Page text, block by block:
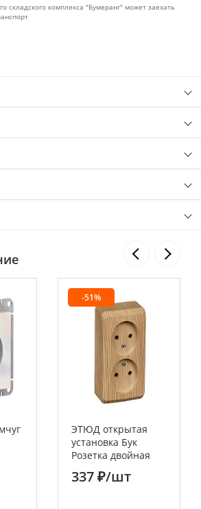
складского комплекса "Бумеранг" может заехать
-51%
ЭТЮД открытая
установка Бук
Розетка двойная
без заземления
Systeme Electric
337 ₽/шт